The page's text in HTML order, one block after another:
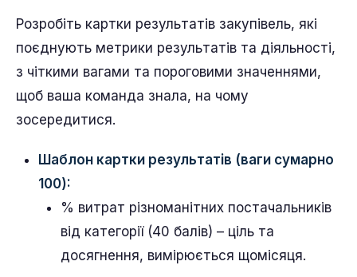
Розробіть картки результатів закупівель, які
поєднують метрики результатів та діяльності,
з чіткими вагами та пороговими значеннями,
щоб ваша команда знала, на чому
зосередитися.
Шаблон картки результатів (ваги сумарно
100):
% витрат різноманітних постачальників
від категорії (40 балів) – ціль та
досягнення, вимірюється щомісяця.